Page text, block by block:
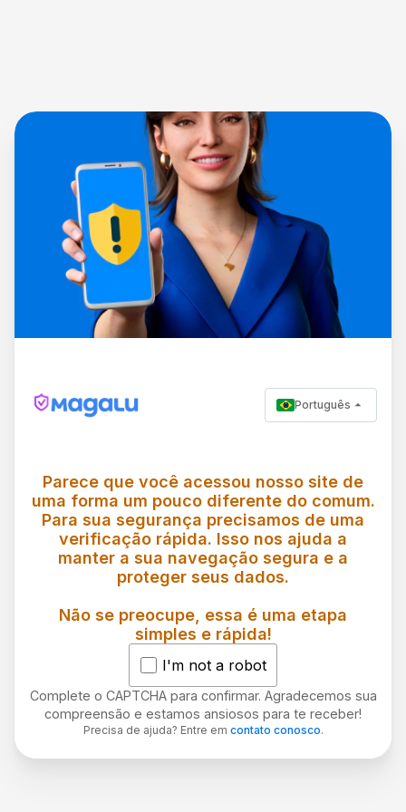
Português
Parece que você acessou nosso site de
uma forma um pouco diferente do comum.
Para sua segurança precisamos de uma
verificação rápida. Isso nos ajuda a
manter a sua navegação segura e a
proteger seus dados.
Não se preocupe, essa é uma etapa
simples e rápida!
I'm not a robot
Complete o CAPTCHA para confirmar. Agradecemos sua
compreensão e estamos ansiosos para te receber!
Precisa de ajuda? Entre em contato conosco.